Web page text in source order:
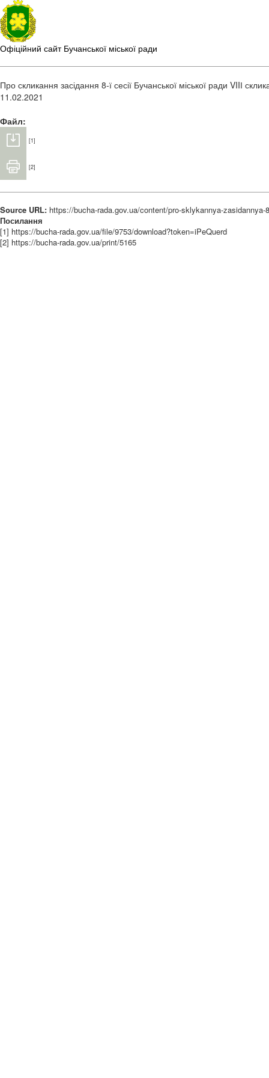
Офіційний сайт Бучанської міської ради
Про скликання засідання 8-ї сесії Бучанської міської ради VIIІ
11.02.2021
Файл:
[1]
[2]
Source URL: https://bucha-rada.gov.ua/content/pro-sklykannya-
Посилання
[1] https://bucha-rada.gov.ua/file/9753/download?token=iPeQuerd
[2] https://bucha-rada.gov.ua/print/5165